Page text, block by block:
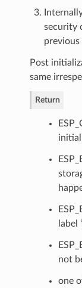
security
previous
Post
same
Return
label
not
one